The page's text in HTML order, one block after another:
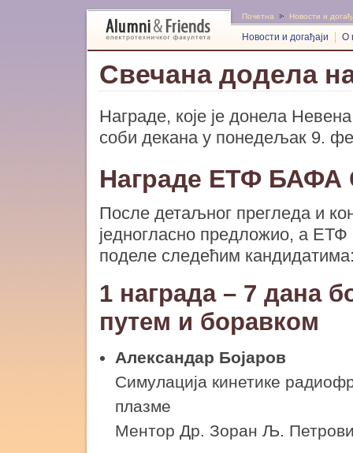
Почетна Новости и
Новости и догађаји О
Свечана додела
Награде, које је донела
соби декана у понедељак 9.
Награде ЕТФ БАФА
После детаљног прегледа и
једногласно предложио, а
поделе следећим
1 награда – 7 дана
путем и боравком
Александар Бојаров
Симулација кинетике
плазме
Ментор Др. Зоран Љ.